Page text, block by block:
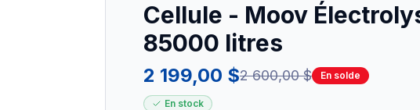
Cellule - Moov
85000 litres
2 199,00 $2 600,00 $ En solde
En stock